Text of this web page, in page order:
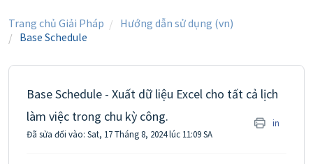
Trang chủ Giải Pháp
Hướng dẫn sử dụng (vn)
Base Schedule
Base Schedule - Xuất dữ liệu Excel cho tất cả lịch
làm việc trong chu kỳ công.
in
Đã sửa đổi vào: Sat, 17 Tháng 8, 2024 lúc 11:09 SA